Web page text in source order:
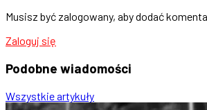
Musisz być zalogowany, aby dodać
Zaloguj się
Podobne wiadomości
Wszystkie artykuły